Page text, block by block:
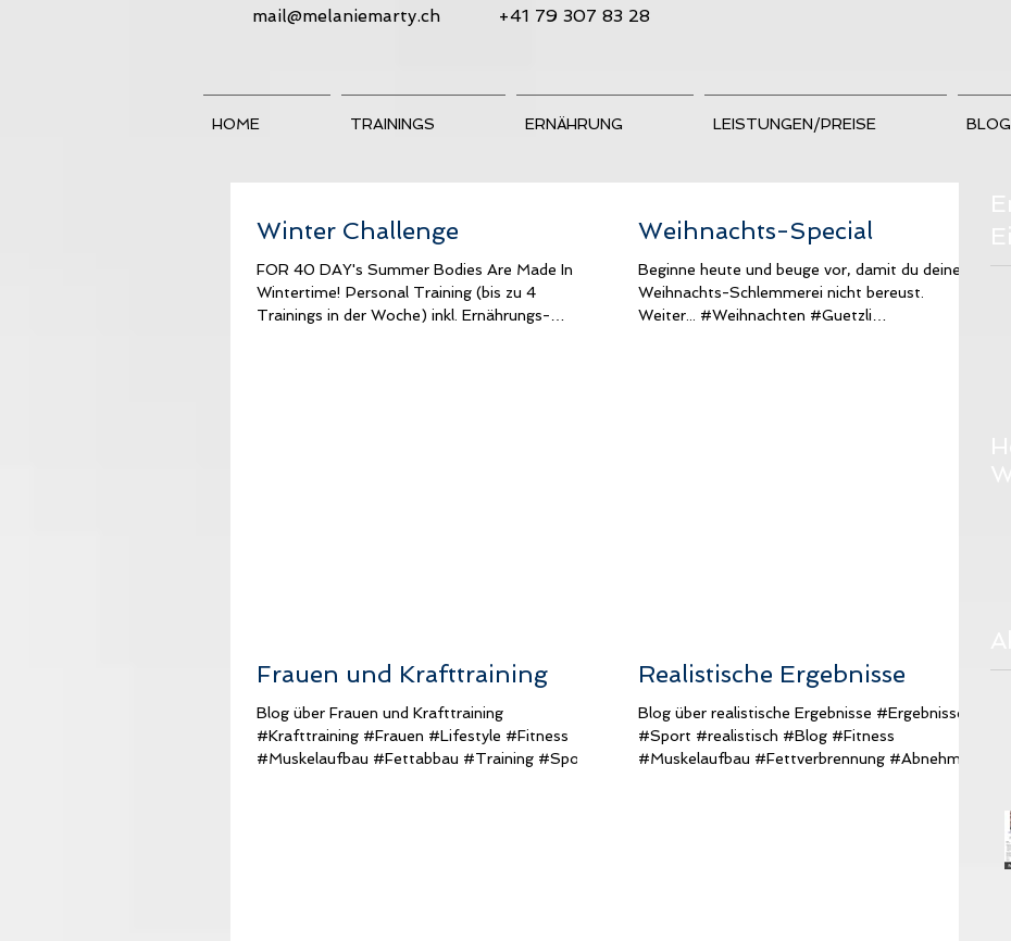
mail@melaniemarty.ch +41 79 307 83 28
HOME TRAININGS ERNÄHRUNG LEISTUNGEN/PREISE BLOG
Winter Challenge
FOR 40 DAY's Summer Bodies Are Made In
Wintertime! Personal Training (bis zu 4
Trainings in der Woche) inkl. Ernährungs-
Weihnachts-Special
Beginne heute und beuge vor, damit du deine
Weihnachts-Schlemmerei nicht bereust.
Weiter... #Weihnachten #Guetzli
Frauen und Krafttraining
Blog über Frauen und Krafttraining
#Krafttraining #Frauen #Lifestyle #Fitness
#Muskelaufbau #Fettabbau #Training #Sport
Realistische Ergebnisse
Blog über realistische Ergebnisse #Ergebnisse
#Sport #realistisch #Blog #Fitness
#Muskelaufbau #Fettverbrennung #Abnehmen